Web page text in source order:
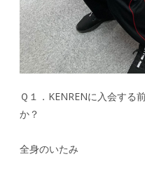
Ｑ１．KENRENに入会する
か？
全身のいたみ